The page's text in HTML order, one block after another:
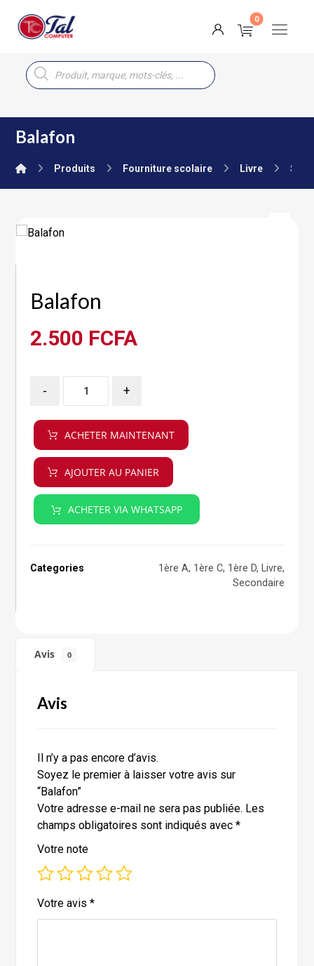
Balafon
Produits Fourniture scolaire Livre
Balafon
2.500 FCFA
- +
ACHETER MAINTENANT
AJOUTER AU PANIER
ACHETER VIA WHATSAPP
Categories 1ère A, 1ère C, 1ère D, Livre,
Secondaire
Avis 0
Avis
Il n’y a pas encore d’avis.
Soyez le premier à laisser votre avis sur
“Balafon”
Votre adresse e-mail ne sera pas publiée. Les
champs obligatoires sont indiqués avec*
Votre note
Votre avis*